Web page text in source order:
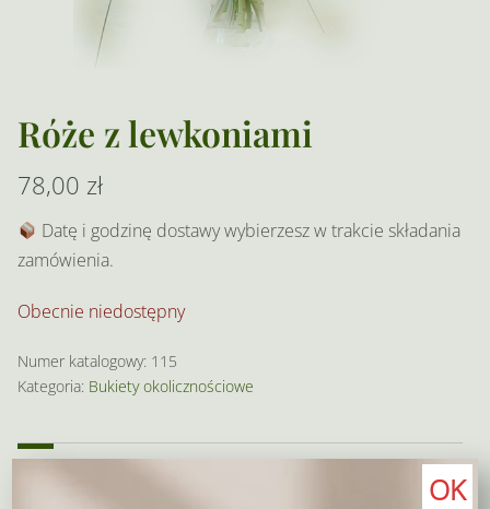
Róże z lewkoniami
78,00 zł
Datę i godzinę dostawy wybierzesz w trakcie składania
zamówienia.
Obecnie niedostępny
Numer katalogowy: 115
Kategoria: Bukiety okolicznościowe
OK